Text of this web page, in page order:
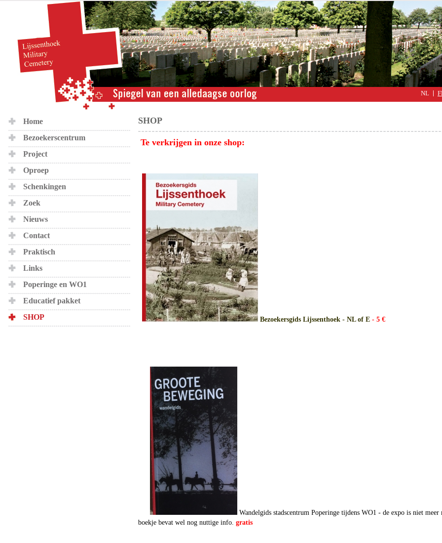
NL
Home
Bezoekerscentrum
Project
Oproep
Schenkingen
Zoek
Nieuws
Contact
Praktisch
Links
Poperinge en WO1
Educatief pakket
SHOP
SHOP
Te verkrijgen in onze shop:
Bezoekersgids Lijssenthoek - NL of E - 5 €
Wandelgids stadscentrum Poperinge tijdens WO1 - de expo is niet meer
boekje bevat wel nog nuttige info. gratis